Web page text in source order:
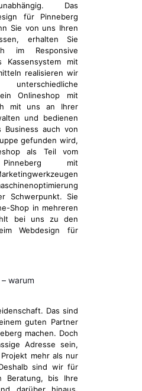
Das
für Pinneberg
Sie von uns Ihren
erhalten Sie
im Responsive
Kassensystem mit
realisieren wir
Onlineshop mit
mit uns an Ihrer
und bedienen
Business auch von
gefunden wird,
als Teil vom
mit
Schwerpunkt. Sie
Shop in mehreren
bei uns zu den
Webdesign für
warum
Das sind
guten Partner
machen. Doch
Adresse sein,
mehr als nur
sind wir für
bis Ihre